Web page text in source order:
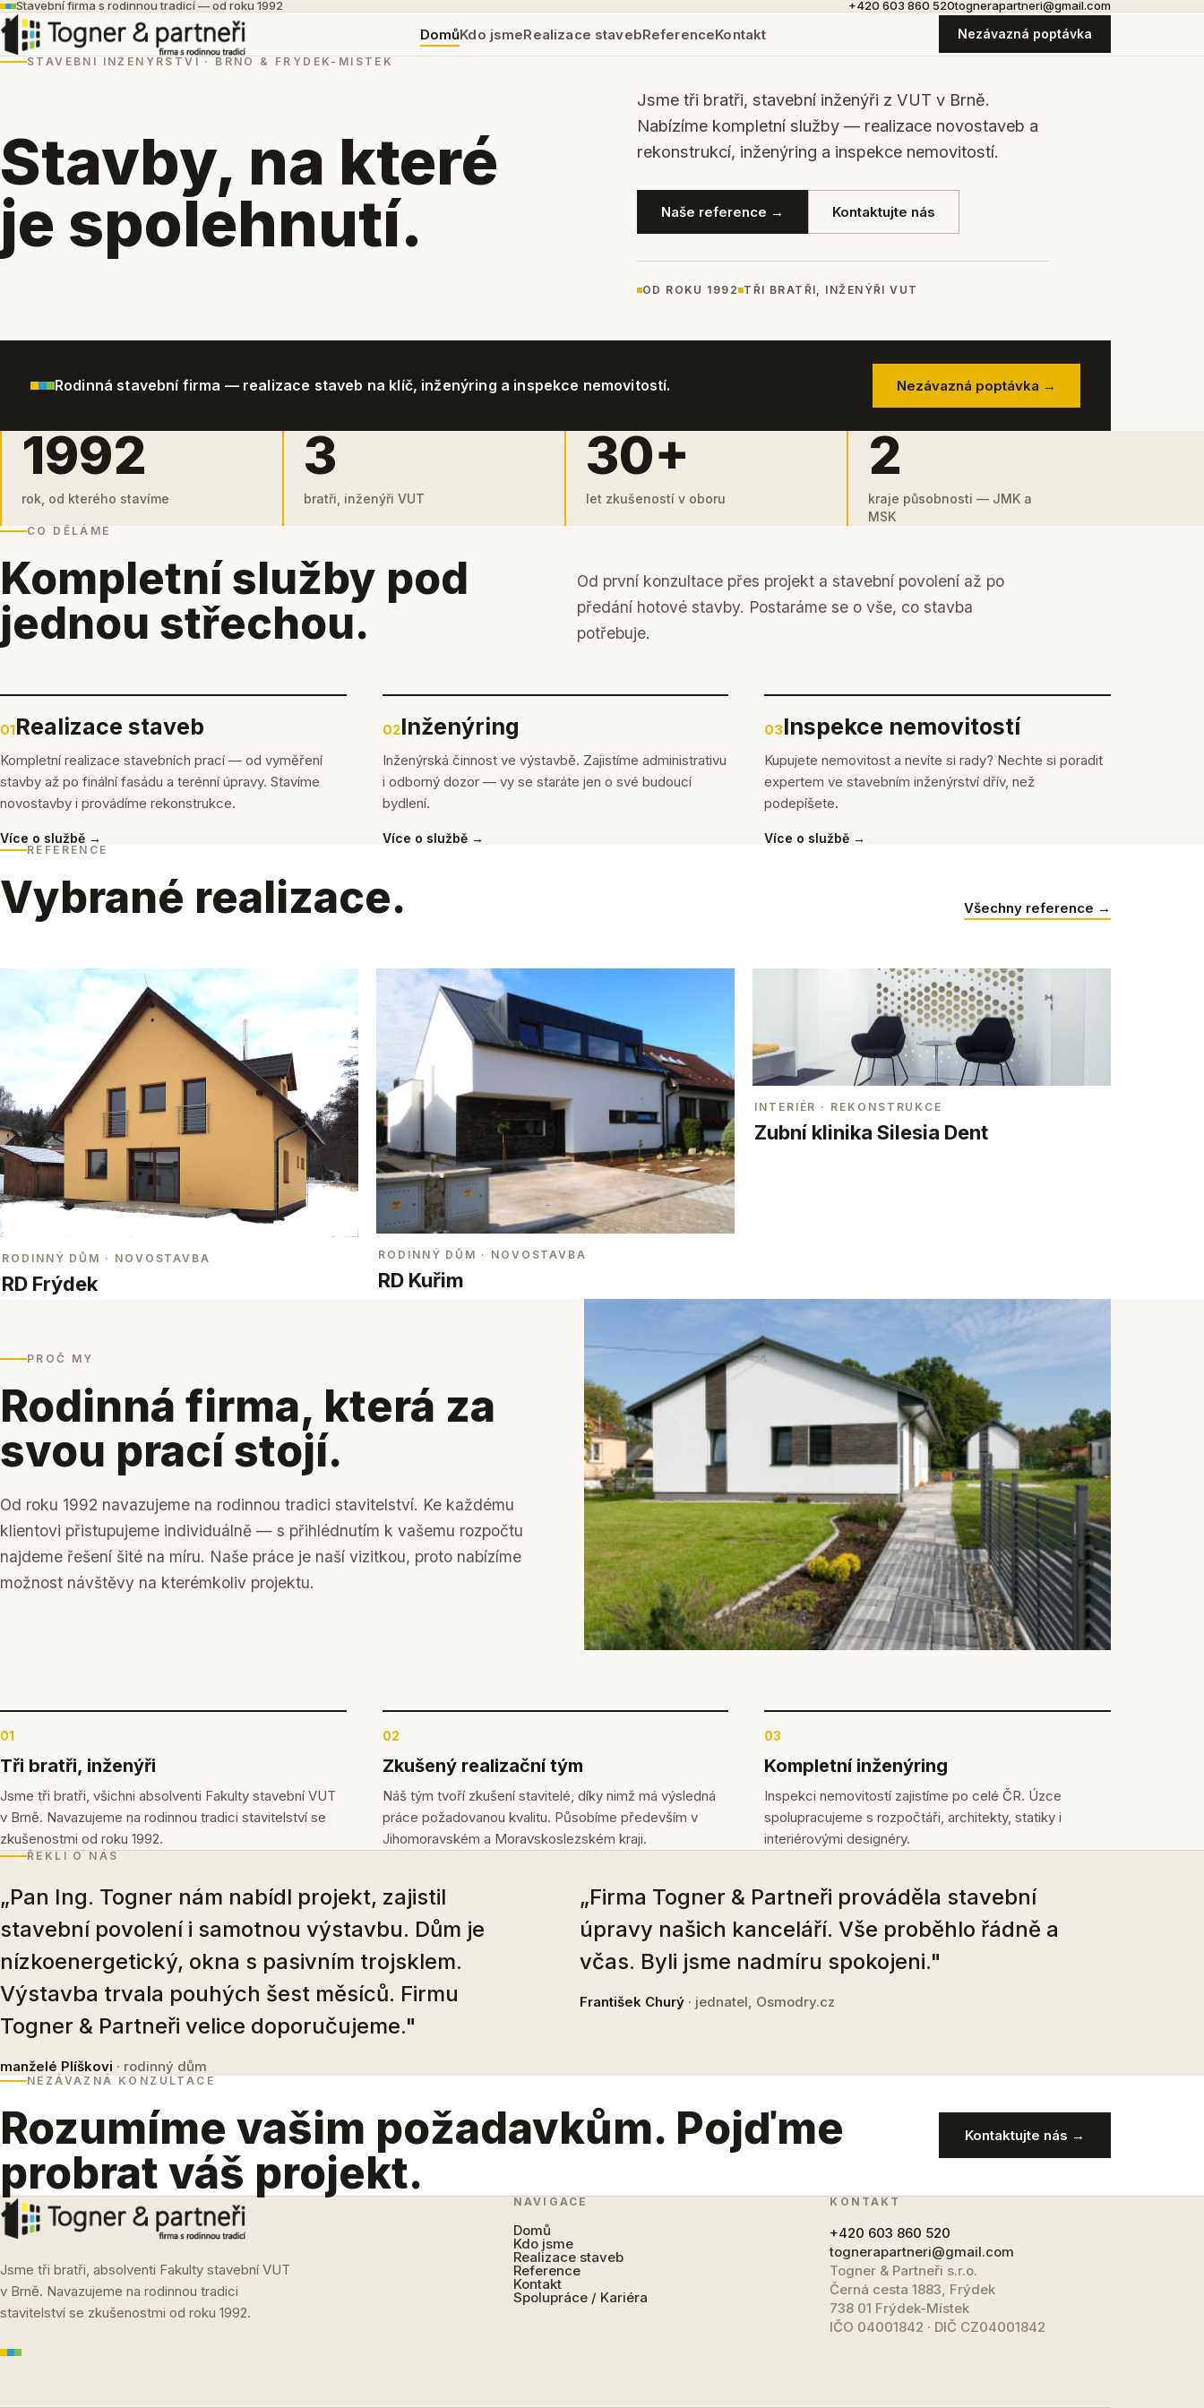
Stavební firma s rodinnou tradicí — od roku 1992 +420 603 860 520tognerapartneri@gmail.com
DomůKdo jsmeRealizace stavebReferenceKontakt Nezávazná poptávka
STAVEBNÍ INŽENÝRSTVÍ · BRNO & FRÝDEK-MÍSTEK
Stavby, na které
je spolehnutí.
Jsme tři bratři, stavební inženýři z VUT v Brně.
Nabízíme kompletní služby — realizace novostaveb a
rekonstrukcí, inženýring a inspekce nemovitostí.
Naše reference → Kontaktujte nás
OD ROKU 1992 TŘI BRATŘI, INŽENÝŘI VUT
Rodinná stavební firma — realizace staveb na klíč, inženýring a inspekce nemovitostí. Nezávazná poptávka →
1992
rok, od kterého stavíme
3
bratři, inženýři VUT
30+
let zkušeností v oboru
2
kraje působnosti — JMK a
MSK
CO DĚLÁME
Kompletní služby pod
jednou střechou.
Od první konzultace přes projekt a stavební povolení až po
předání hotové stavby. Postaráme se o vše, co stavba
potřebuje.
01Realizace staveb
Kompletní realizace stavebních prací — od vyměření
stavby až po finální fasádu a terénní úpravy. Stavíme
novostavby i provádíme rekonstrukce.
Více o službě →
02Inženýring
Inženýrská činnost ve výstavbě. Zajistíme administrativu
i odborný dozor — vy se staráte jen o své budoucí
bydlení.
Více o službě →
03Inspekce nemovitostí
Kupujete nemovitost a nevíte si rady? Nechte si poradit
expertem ve stavebním inženýrství dřív, než
podepíšete.
Více o službě →
REFERENCE
Vybrané realizace. Všechny reference →
RODINNÝ DŮM · NOVOSTAVBA
RD Frýdek
RODINNÝ DŮM · NOVOSTAVBA
RD Kuřim
INTERIÉR · REKONSTRUKCE
Zubní klinika Silesia Dent
PROČ MY
Rodinná firma, která za
svou prací stojí.
Od roku 1992 navazujeme na rodinnou tradici stavitelství. Ke každému
klientovi přistupujeme individuálně — s přihlédnutím k vašemu rozpočtu
najdeme řešení šité na míru. Naše práce je naší vizitkou, proto nabízíme
možnost návštěvy na kterémkoliv projektu.
01
Tři bratři, inženýři
Jsme tři bratři, všichni absolventi Fakulty stavební VUT
v Brně. Navazujeme na rodinnou tradici stavitelství se
zkušenostmi od roku 1992.
02
Zkušený realizační tým
Náš tým tvoří zkušení stavitelé, díky nimž má výsledná
práce požadovanou kvalitu. Působíme především v
Jihomoravském a Moravskoslezském kraji.
03
Kompletní inženýring
Inspekci nemovitostí zajistíme po celé ČR. Úzce
spolupracujeme s rozpočtáři, architekty, statiky i
interiérovými designéry.
ŘEKLI O NÁS
„Pan Ing. Togner nám nabídl projekt, zajistil
stavební povolení i samotnou výstavbu. Dům je
nízkoenergetický, okna s pasivním trojsklem.
Výstavba trvala pouhých šest měsíců. Firmu
Togner & Partneři velice doporučujeme."
manželé Plíškovi · rodinný dům
„Firma Togner & Partneři prováděla stavební
úpravy našich kanceláří. Vše proběhlo řádně a
včas. Byli jsme nadmíru spokojeni."
František Churý· jednatel, Osmodry.cz
NEZÁVAZNÁ KONZULTACE
Rozumíme vašim požadavkům. Pojďme
probrat váš projekt.
Kontaktujte nás →
Jsme tři bratři, absolventi Fakulty stavební VUT
v Brně. Navazujeme na rodinnou tradici
stavitelství se zkušenostmi od roku 1992.
NAVIGACE
Domů
Kdo jsme
Realizace staveb
Reference
Kontakt
Spolupráce / Kariéra
KONTAKT
+420 603 860 520
tognerapartneri@gmail.com
Togner & Partneři s.r.o.
Černá cesta 1883, Frýdek
738 01 Frýdek-Místek
IČO 04001842 · DIČ CZ04001842